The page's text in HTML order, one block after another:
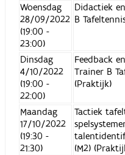
Woensdag
28/09/2022
(19:00 -
23:00)
Didactiek
B
Dinsdag
4/10/2022
(19:00 -
22:00)
Feedback
Trainer B
(Praktijk)
Maandag
17/10/2022
(19:30 -
21:30)
Tactiek
(M2)